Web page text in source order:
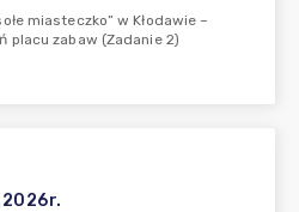
miasteczko” w Kłodawie –
placu zabaw (Zadanie 2)